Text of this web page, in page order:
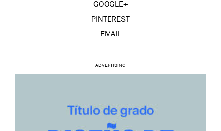
GOOGLE+
PINTEREST
EMAIL
ADVERTISING